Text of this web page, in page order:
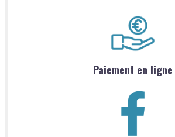
Paiement en ligne